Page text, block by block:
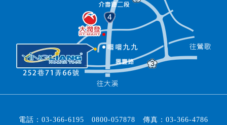
電話： 03-366-6195 0800-057878 傳真： 03-366-4786